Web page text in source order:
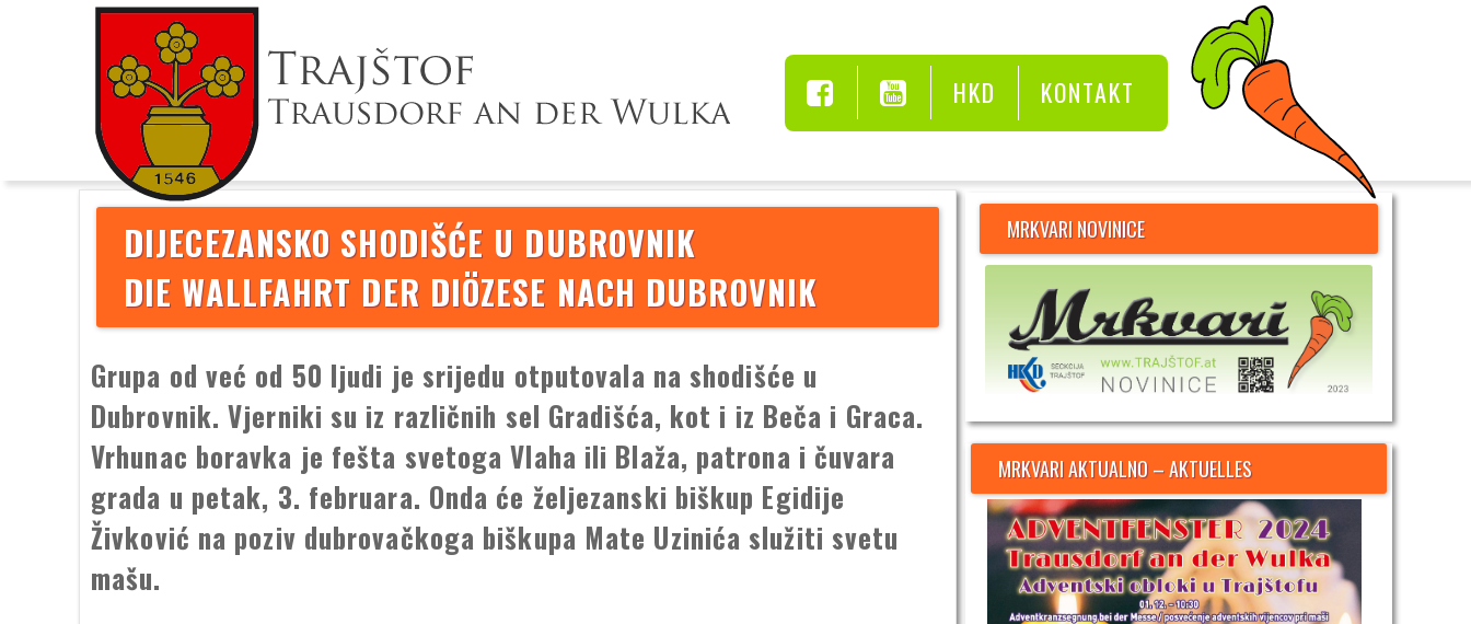
HKD KONTAKT
DIJECEZANSKO SHODIŠĆE U DUBROVNIK
DIE WALLFAHRT DER DIÖZESE NACH DUBROVNIK
Grupa od već od 50 ljudi je srijedu otputovala na shodišće u
Dubrovnik. Vjerniki su iz različnih sel Gradišća, kot i iz Beča i Graca.
Vrhunac boravka je fešta svetoga Vlaha ili Blaža, patrona i čuvara
grada u petak, 3. februara. Onda će željezanski biškup Egidije
Živković na poziv dubrovačkoga biškupa Mate Uzinića služiti svetu
mašu.
MRKVARI NOVINICE
MRKVARI AKTUALNO – AKTUELLES